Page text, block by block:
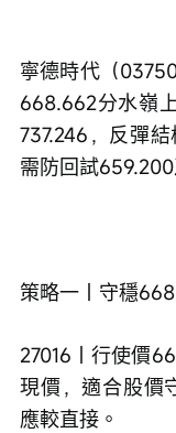
寧德時代（
668.662分水嶺
737.246，反彈
需防回試659.200
策略一｜守穩
27016｜行使價
現價，適合股價
應較直接。